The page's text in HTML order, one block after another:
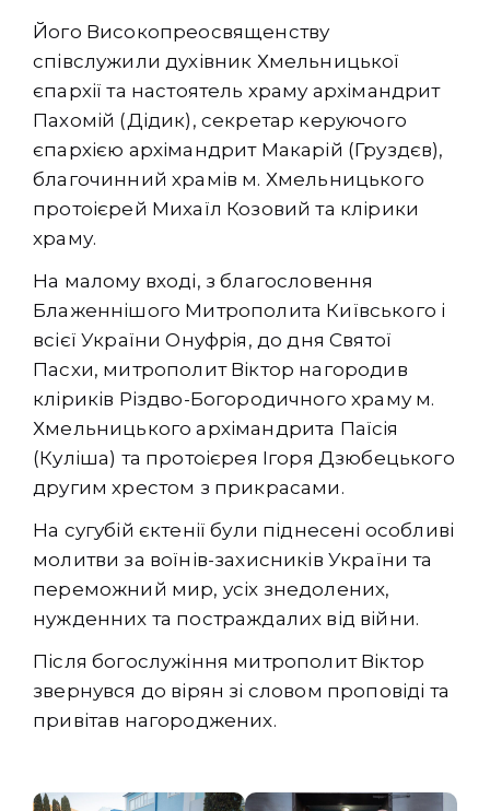
Його Високопреосвященству
співслужили духівник Хмельницької
єпархії та настоятель храму архімандрит
Пахомій (Дідик), секретар керуючого
єпархією архімандрит Макарій (Груздєв),
благочинний храмів м. Хмельницького
протоієрей Михаїл Козовий та клірики
храму.
На малому вході, з благословення
Блаженнішого Митрополита Київського і
всієї України Онуфрія, до дня Святої
Пасхи, митрополит Віктор нагородив
кліриків Різдво-Богородичного храму м.
Хмельницького архімандрита Паїсія
(Куліша) та протоієрея Ігоря Дзюбецького
другим хрестом з прикрасами.
На сугубій єктенії були піднесені особливі
молитви за воїнів-захисників України та
переможний мир, усіх знедолених,
нужденних та постраждалих від війни.
Після богослужіння митрополит Віктор
звернувся до вірян зі словом проповіді та
привітав нагороджених.